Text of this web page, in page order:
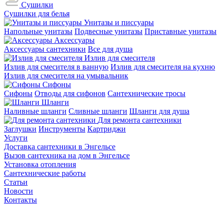
Сушилки
Сушилки для белья
Унитазы и писсуары
Напольные унитазы Подвесные унитазы Приставные унитазы
Аксессуары
Аксессуары сантехники Все для душа
Излив для смесителя
Излив для смесителя в ванную Излив для смесителя на кухню
Излив для смесителя на умывальник
Сифоны
Сифоны Отводы для сифонов Сантехнические тросы
Шланги
Наливные шланги Сливные шланги Шланги для душа
Для ремонта сантехники
Заглушки Инструменты Картриджи
Услуги
Доставка сантехники в Энгельсе
Вызов сантехника на дом в Энгельсе
Установка отопления
Сантехнические работы
Статьи
Новости
Контакты